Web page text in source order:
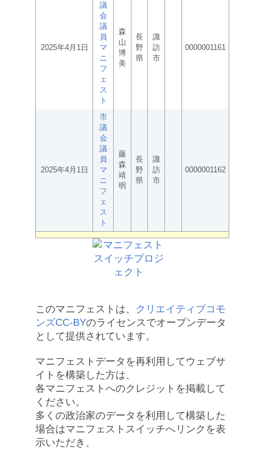
2025年4月1日
議
会
議
員
マ
ニ
フ
ェ
ス
ト
森
山
博
美
長
野
県
諏
訪
市
0000001161
2025年4月1日
市
議
会
議
員
マ
ニ
フ
ェ
ス
ト
藤
森
靖
明
長
野
県
諏
訪
市
0000001162
このマニフェストは、
クリエイティブコモ
ンズCC-BYのライセンスでオープンデータ
として提供されています。
マニフェストデータを再利用してウェブサ
イトを構築した方は、
各マニフェストへのクレジットを掲載して
ください。
多くの政治家のデータを利用して構築した
場合はマニフェストスイッチへリンクを表
示いただき、